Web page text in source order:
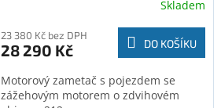
Skladem
23 380 Kč bez DPH
28 290 Kč DO KOŠÍKU
Motorový zametač s pojezdem se
zážehovým motorem o zdvihovém